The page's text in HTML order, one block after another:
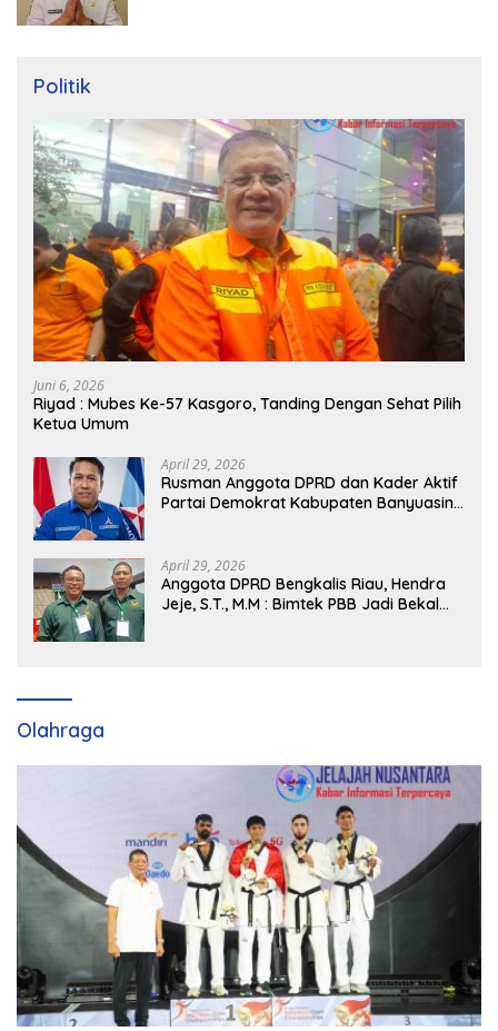
Politik
Juni 6, 2026
Riyad : Mubes Ke-57 Kasgoro, Tanding Dengan Sehat Pilih
Ketua Umum
April 29, 2026
Rusman Anggota DPRD dan Kader Aktif
Partai Demokrat Kabupaten Banyuasin
April 29, 2026
Anggota DPRD Bengkalis Riau, Hendra
Jeje, S.T., M.M : Bimtek PBB Jadi Bekal
Olahraga